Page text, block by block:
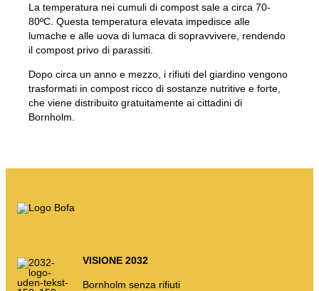
La temperatura nei cumuli di compost sale a circa 70-
80ºC. Questa temperatura elevata impedisce alle
lumache e alle uova di lumaca di sopravvivere, rendendo
il compost privo di parassiti.
Dopo circa un anno e mezzo, i rifiuti del giardino vengono
trasformati in compost ricco di sostanze nutritive e forte,
che viene distribuito gratuitamente ai cittadini di
Bornholm.
VISIONE 2032
Bornholm senza rifiuti